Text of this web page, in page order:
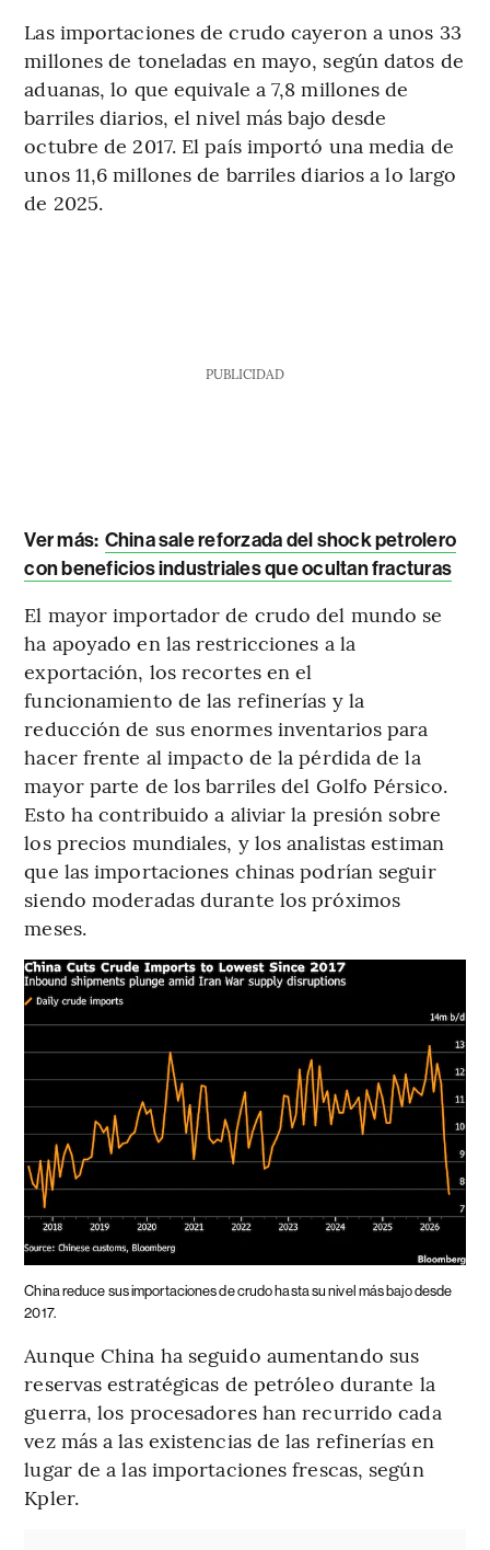
Las importaciones de crudo cayeron a unos 33
millones de toneladas en mayo, según datos de
aduanas, lo que equivale a 7,8 millones de
barriles diarios, el nivel más bajo desde
octubre de 2017. El país importó una media de
unos 11,6 millones de barriles diarios a lo largo
de 2025.
PUBLICIDAD
Ver más: China sale reforzada del shock petrolero
con beneficios industriales que ocultan fracturas
El mayor importador de crudo del mundo se
ha apoyado en las restricciones a la
exportación, los recortes en el
funcionamiento de las refinerías y la
reducción de sus enormes inventarios para
hacer frente al impacto de la pérdida de la
mayor parte de los barriles del Golfo Pérsico.
Esto ha contribuido a aliviar la presión sobre
los precios mundiales, y los analistas estiman
que las importaciones chinas podrían seguir
siendo moderadas durante los próximos
meses.
China reduce sus importaciones de crudo hasta su nivel más bajo desde
2017.
Aunque China ha seguido aumentando sus
reservas estratégicas de petróleo durante la
guerra, los procesadores han recurrido cada
vez más a las existencias de las refinerías en
lugar de a las importaciones frescas, según
Kpler.